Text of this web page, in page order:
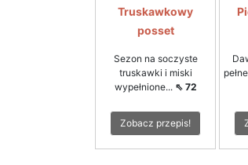
Truskawkowy
posset
Sezon na soczyste
truskawki i miski
wypełnione... ⇖ 72
Zobacz przepis!